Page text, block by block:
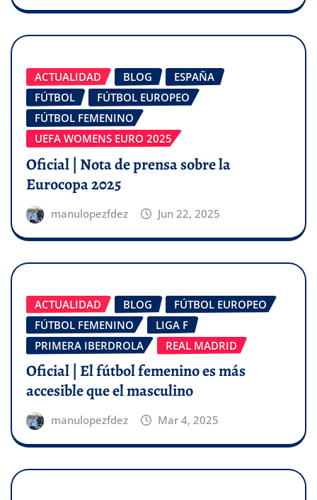
ACTUALIDAD BLOG
ESPAÑA
FÚTBOL
FÚTBOL EUROPEO
FÚTBOL FEMENINO
UEFA WOMENS EURO 2025
Oficial | Nota de prensa sobre la
Eurocopa 2025
manulopezfdez Jun 22, 2025
ACTUALIDAD BLOG
FÚTBOL EUROPEO
FÚTBOL FEMENINO
LIGA F
PRIMERA IBERDROLA
REAL MADRID
Oficial | El fútbol femenino es más
accesible que el masculino
manulopezfdez Mar 4, 2025